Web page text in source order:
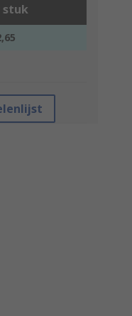
stuk